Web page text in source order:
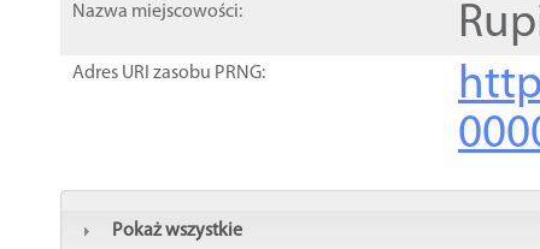
Nazwa miejscowości:
Adres URI zasobu PRNG:
Pokaż wszystkie